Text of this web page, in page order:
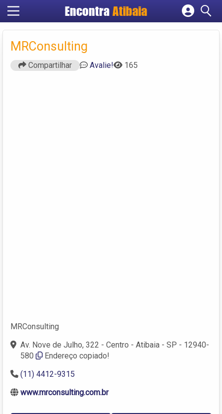
Encontra Atibaia
Cadastrar empresa
MRConsulting
Compartilhar Avalie! 165
MRConsulting
Av. Nove de Julho, 322 - Centro - Atibaia - SP - 12940-
580
Endereço copiado!
(11) 4412-9315
www.mrconsulting.com.br